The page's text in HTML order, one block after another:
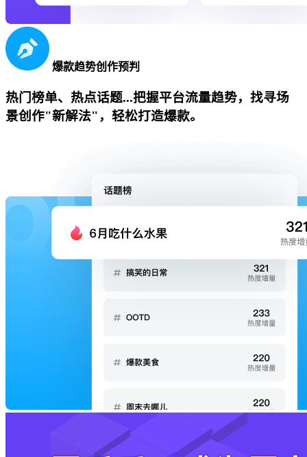
爆款趋势创作预判
热门榜单、热点话题...把握平台流量趋势，找寻场
景创作"新解法"，轻松打造爆款。